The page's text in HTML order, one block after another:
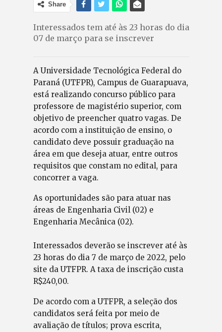
Share
Interessados tem até às 23 horas do dia
07 de março para se inscrever
A Universidade Tecnológica Federal do
Paraná (UTFPR), Campus de Guarapuava,
está realizando concurso público para
professore de magistério superior, com
objetivo de preencher quatro vagas. De
acordo com a instituição de ensino, o
candidato deve possuir graduação na
área em que deseja atuar, entre outros
requisitos que constam no edital, para
concorrer a vaga.
As oportunidades são para atuar nas
áreas de Engenharia Civil (02) e
Engenharia Mecânica (02).
Interessados deverão se inscrever até às
23 horas do dia 7 de março de 2022, pelo
site da UTFPR. A taxa de inscrição custa
R$240,00.
De acordo com a UTFPR, a seleção dos
candidatos será feita por meio de
avaliação de títulos; prova escrita,